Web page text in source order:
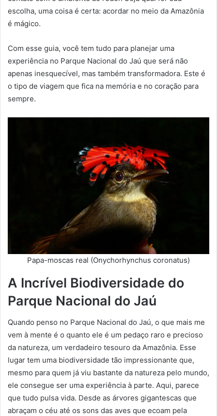
escolha, uma coisa é certa: acordar no meio da Amazônia
é mágico.
Com esse guia, você tem tudo para planejar uma
experiência no Parque Nacional do Jaú que será não
apenas inesquecível, mas também transformadora. Este é
o tipo de viagem que fica na memória e no coração para
sempre.
Papa-moscas real (Onychorhynchus coronatus)
A Incrível Biodiversidade do
Parque Nacional do Jaú
Quando penso no Parque Nacional do Jaú, o que mais me
vem à mente é o quanto ele é um pedaço raro e precioso
da natureza, um verdadeiro tesouro da Amazônia. Esse
lugar tem uma biodiversidade tão impressionante que,
mesmo para quem já viu bastante da natureza pelo mundo,
ele consegue ser uma experiência à parte. Aqui, parece
que tudo pulsa vida. Desde as árvores gigantescas que
abraçam o céu até os sons das aves que ecoam pela